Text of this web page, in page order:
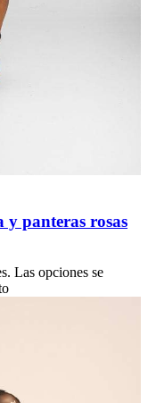
y panteras rosas
Las opciones se